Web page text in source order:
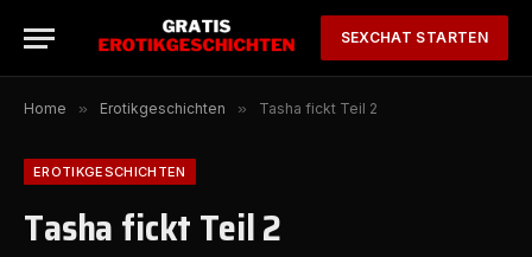
SEXCHAT STARTEN
Home » Erotikgeschichten » Tasha fickt Teil 2
EROTIKGESCHICHTEN
Tasha fickt Teil 2